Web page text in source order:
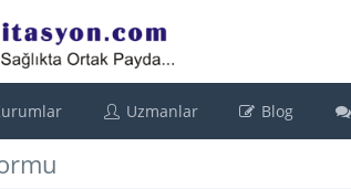
Uzmanlar Blog